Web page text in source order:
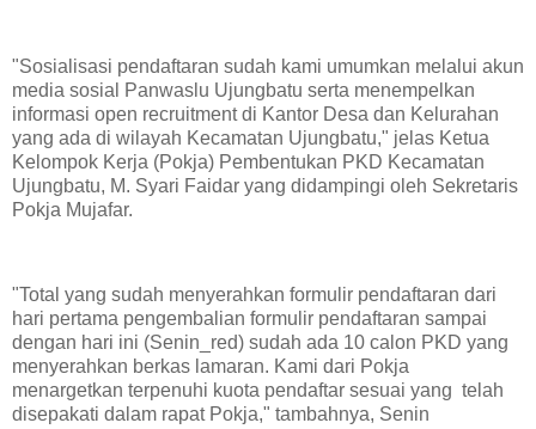
"Sosialisasi pendaftaran sudah kami umumkan melalui akun
media sosial Panwaslu Ujungbatu serta menempelkan
informasi open recruitment di Kantor Desa dan Kelurahan
yang ada di wilayah Kecamatan Ujungbatu," jelas Ketua
Kelompok Kerja (Pokja) Pembentukan PKD Kecamatan
Ujungbatu, M. Syari Faidar yang didampingi oleh Sekretaris
Pokja Mujafar.
"Total yang sudah menyerahkan formulir pendaftaran dari
hari pertama pengembalian formulir pendaftaran sampai
dengan hari ini (Senin_red) sudah ada 10 calon PKD yang
menyerahkan berkas lamaran. Kami dari Pokja
menargetkan terpenuhi kuota pendaftar sesuai yang telah
disepakati dalam rapat Pokja," tambahnya, Senin